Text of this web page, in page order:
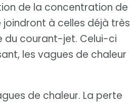
de la concentration de
joindront à celles déjà très
du courant-jet. Celui-ci
les vagues de chaleur
de chaleur. La perte